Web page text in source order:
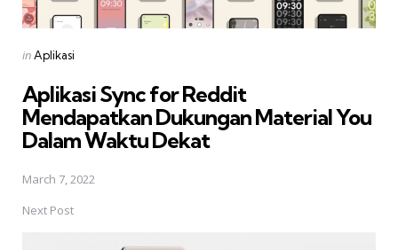
Posted
inAplikasi
Aplikasi Sync for Reddit
Mendapatkan Dukungan Material You
Dalam Waktu Dekat
March 7, 2022
Next Post